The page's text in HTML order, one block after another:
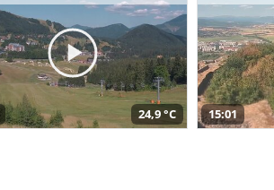
24,9 °C 15:01